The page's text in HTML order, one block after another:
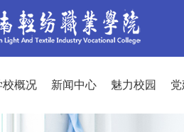
校概况 新闻中心 魅力校园